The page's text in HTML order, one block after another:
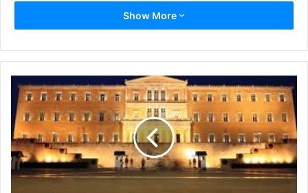
Οι παρεμβάσεις ξεκίνησαν από τους παιδικούς σταθμούς
της οδού Βορείου Ηπείρου και της οδού Ναρκίσσων για
να ακολουθήσουν και τα υπόλοιπα κτίρια, όπου
τουλάχιστον χρειάζεται ανακαίνιση, καθώς ο Δήμος
Ηρακλείου Αττικής έχει κατασκευάσει τα τελευταία
χρόνια δύο ολοκαίνουργιους, σύγχρονους και
ενεργειακά άρτιους παιδικούς σταθμούς, της οδού
Χρυσανθέμων και της οδού Κ. Παλαμά, οι οποίοι είναι σε
Show More